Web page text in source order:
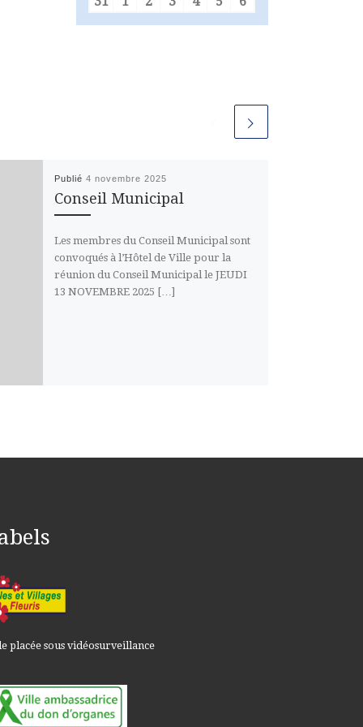
Publié 4 novembre 2025
Conseil Municipal
Les membres du Conseil Municipal sont
convoqués à l’Hôtel de Ville pour la
réunion du Conseil Municipal le JEUDI
13 NOVEMBRE 2025 […]
placée sous vidéosurveillance